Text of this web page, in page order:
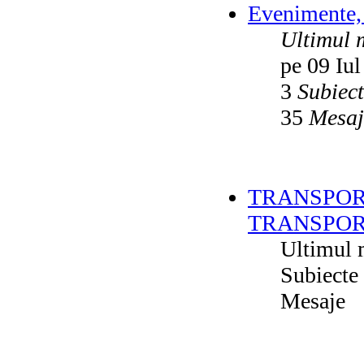
Ultimul
pe 09
3
35
Ultimul
Subiecte
Mesaje